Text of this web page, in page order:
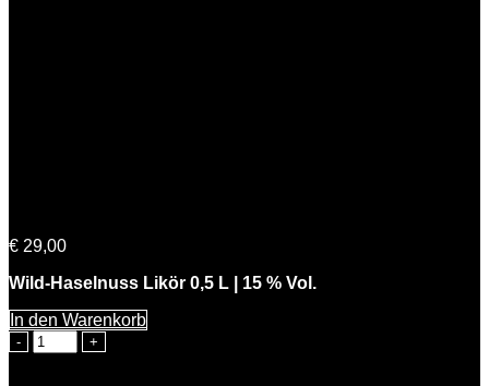
€ 29,00
Wild-Haselnuss Likör 0,5 L | 15 % Vol.
In den Warenkorb
Knackiger
Karl